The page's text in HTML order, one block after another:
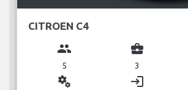
CITROEN C4
group
5
business_center
3
miscellaneous_services login